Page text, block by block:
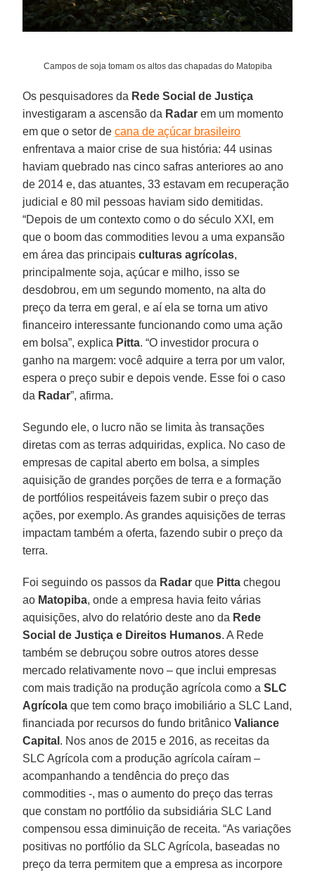
Campos de soja tomam os altos das chapadas do Matopiba
Os pesquisadores da Rede Social de Justiça
investigaram a ascensão da Radar em um momento
em que o setor decana de açúcar brasileiro
enfrentava a maior crise de sua história: 44 usinas
haviam quebrado nas cinco safras anteriores ao ano
de 2014 e, das atuantes, 33 estavam em recuperação
judicial e 80 mil pessoas haviam sido demitidas.
“Depois de um contexto como o do século XXI, em
que o boom das commodities levou a uma expansão
em área das principaisculturas agrícolas,
principalmente soja, açúcar e milho, isso se
desdobrou, em um segundo momento, na alta do
preço da terra em geral, e aí ela se torna um ativo
financeiro interessante funcionando como uma ação
em bolsa”, explica Pitta. “O investidor procura o
ganho na margem: você adquire a terra por um valor,
espera o preço subir e depois vende. Esse foi o caso
da Radar”, afirma.
Segundo ele, o lucro não se limita às transações
diretas com as terras adquiridas, explica. No caso de
empresas de capital aberto em bolsa, a simples
aquisição de grandes porções de terra e a formação
de portfólios respeitáveis fazem subir o preço das
ações, por exemplo. As grandes aquisições de terras
impactam também a oferta, fazendo subir o preço da
terra.
Foi seguindo os passos da Radar que Pitta chegou
ao Matopiba, onde a empresa havia feito várias
aquisições, alvo do relatório deste ano da Rede
Social de Justiça e Direitos Humanos. A Rede
também se debruçou sobre outros atores desse
mercado relativamente novo – que inclui empresas
com mais tradição na produção agrícola como aSLC
Agrícola que tem como braço imobiliário a SLC Land,
financiada por recursos do fundo britânicoValiance
Capital . Nos anos de 2015 e 2016, as receitas da
SLC Agrícola com a produção agrícola caíram –
acompanhando a tendência do preço das
commodities -, mas o aumento do preço das terras
que constam no portfólio da subsidiária SLC Land
compensou essa diminuição de receita. “As variações
positivas no portfólio da SLC Agrícola, baseadas no
preço da terra permitem que a empresa as incorpore